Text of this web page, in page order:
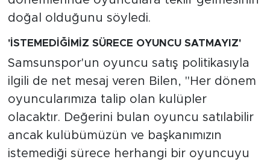
doğal olduğunu söyledi.
'İSTEMEDİĞİMİZ SÜRECE OYUNCU SATMAYIZ'
Samsunspor'un oyuncu satış politikasıyla
ilgili de net mesaj veren Bilen, "Her dönem
oyuncularımıza talip olan kulüpler
olacaktır. Değerini bulan oyuncu satılabilir
ancak kulübümüzün ve başkanımızın
istemediği sürece herhangi bir oyuncuyu